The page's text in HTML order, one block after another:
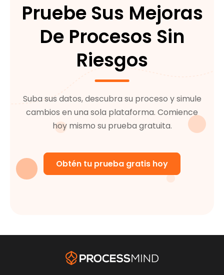
Pruebe Sus Mejoras
De Procesos Sin
Riesgos
Suba sus datos, descubra su proceso y simule
cambios en una sola plataforma. Comience
hoy mismo su prueba gratuita.
Obtén tu prueba gratis hoy